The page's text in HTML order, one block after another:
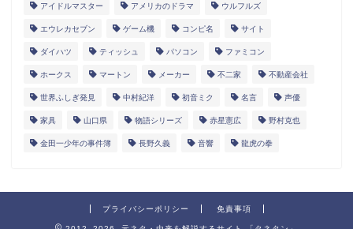
アイドルマスター アメリカのドラマ ウルフルズ
エウレカセブン ゲーム機 コンピ名 サイト
ダイハツ ティッシュ パソコン ファミコン
ホークス マートン メーカー 不二家 不動産会社
世界ふしぎ発見 中村紀洋 初音ミク 名言 声優
家具 山口県 物語シリーズ 赤星憲広 野村克也
金田一少年の事件簿 長野久義 音響 龍虎の拳
プライバシーポリシー 免責事項